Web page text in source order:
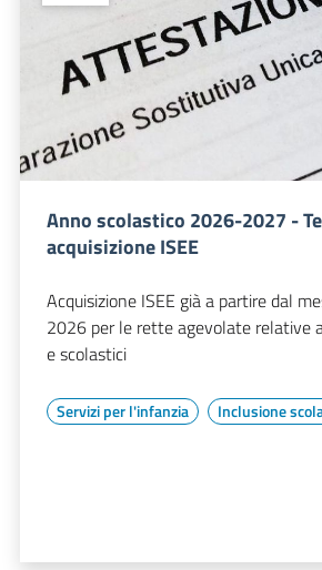
Anno scolastico 2026-2027 -
acquisizione ISEE
Acquisizione ISEE già a partire dal
2026 per le rette agevolate relative
e scolastici
Servizi per l'infanzia Inclusione